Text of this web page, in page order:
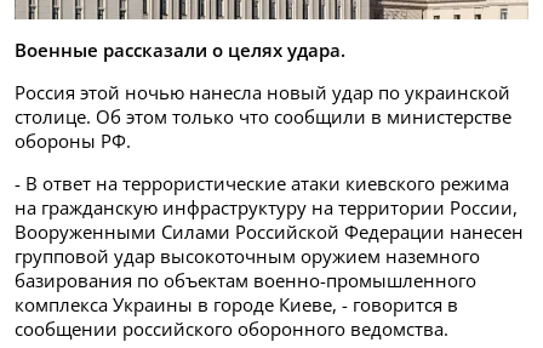
Военные рассказали о целях удара.
Россия этой ночью нанесла новый удар по украинской
столице. Об этом только что сообщили в министерстве
обороны РФ.
- В ответ на террористические атаки киевского режима
на гражданскую инфраструктуру на территории России,
Вооруженными Силами Российской Федерации нанесен
групповой удар высокоточным оружием наземного
базирования по объектам военно-промышленного
комплекса Украины в городе Киеве, - говорится в
сообщении российского оборонного ведомства.